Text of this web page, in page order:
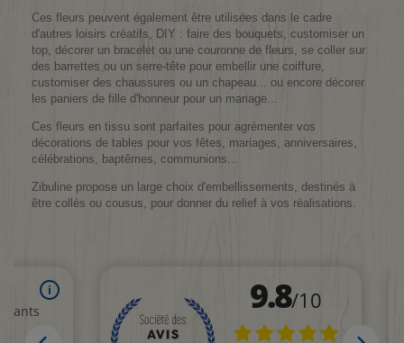
Ces fleurs peuvent également être utilisées dans le cadre
d'autres loisirs créatifs, DIY : faire des bouquets, customiser un
top, décorer un bracelet ou une couronne de fleurs, se coller sur
des barrettes ou un serre-tête pour embellir une coiffure,
customiser des chaussures ou un chapeau... ou encore décorer
les paniers de fille d'honneur pour un mariage...
Ces fleurs en tissu sont parfaites pour agrémenter vos
décorations de tables pour vos fêtes, mariages, anniversaires,
célébrations, baptêmes, communions...
Zibuline propose un large choix d'embellissements, destinés à
être collés ou cousus, pour donner du relief à vos réalisations.